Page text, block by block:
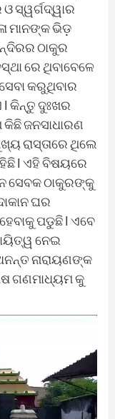
ସ୍ୱର୍ଗଦ୍ୱାର
ମାନଙ୍କ ଭିଡ଼
ଠାକୁର
ରେ ଥିବାବେଳେ
କରୁଥିବାର
କିନ୍ତୁ ଦୁଃଖର
ଜନସାଧାରଣ
ରାସ୍ତାରେ ଥିଲେ
l ଏହି ବିଷୟରେ
ସେବକ ଠାକୁରଙ୍କୁ
ଘର
ପଡୁଛି l ଏବେ
ନେଇ
ନାରାୟଣଙ୍କ
ଗଣମାଧ୍ୟମ କୁ